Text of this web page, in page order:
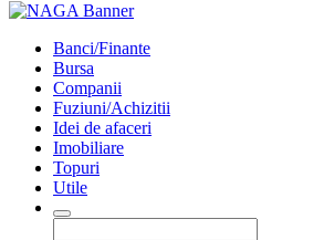
Banci/Finante
Bursa
Companii
Fuziuni/Achizitii
Idei de afaceri
Imobiliare
Topuri
Utile